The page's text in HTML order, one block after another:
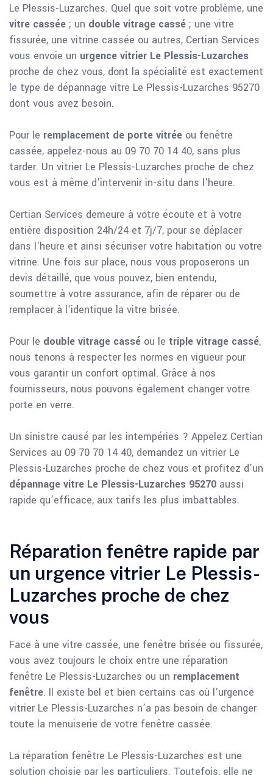
Le Plessis-Luzarches. Quel que soit votre problème, une
vitre cassée ; un double vitrage cassé ; une vitre
fissurée, une vitrine cassée ou autres, Certian Services
vous envoie un urgence vitrier Le Plessis-Luzarches
proche de chez vous, dont la spécialité est exactement
le type de dépannage vitre Le Plessis-Luzarches 95270
dont vous avez besoin.
Pour le remplacement de porte vitrée ou fenêtre
cassée, appelez-nous au 09 70 70 14 40, sans plus
tarder. Un vitrier Le Plessis-Luzarches proche de chez
vous est à même d’intervenir in-situ dans l'heure.
Certian Services demeure à votre écoute et à votre
entière disposition 24h/24 et 7j/7, pour se déplacer
dans l'heure et ainsi sécuriser votre habitation ou votre
vitrine. Une fois sur place, nous vous proposerons un
devis détaillé, que vous pouvez, bien entendu,
soumettre à votre assurance, afin de réparer ou de
remplacer à l’identique la vitre brisée.
Pour le double vitrage cassé ou le triple vitrage cassé,
nous tenons à respecter les normes en vigueur pour
vous garantir un confort optimal. Grâce à nos
fournisseurs, nous pouvons également changer votre
porte en verre.
Un sinistre causé par les intempéries ? Appelez Certian
Services au 09 70 70 14 40, demandez un vitrier Le
Plessis-Luzarches proche de chez vous et profitez d’un
dépannage vitre Le Plessis-Luzarches 95270 aussi
rapide qu’efficace, aux tarifs les plus imbattables.
Réparation fenêtre rapide par
un urgence vitrier Le Plessis-
Luzarches proche de chez
vous
Face à une vitre cassée, une fenêtre brisée ou fissurée,
vous avez toujours le choix entre une réparation
fenêtre Le Plessis-Luzarches ou un remplacement
fenêtre. Il existe bel et bien certains cas où l’urgence
vitrier Le Plessis-Luzarches n’a pas besoin de changer
toute la menuiserie de votre fenêtre cassée.
La réparation fenêtre Le Plessis-Luzarches est une
solution choisie par les particuliers. Toutefois, elle ne